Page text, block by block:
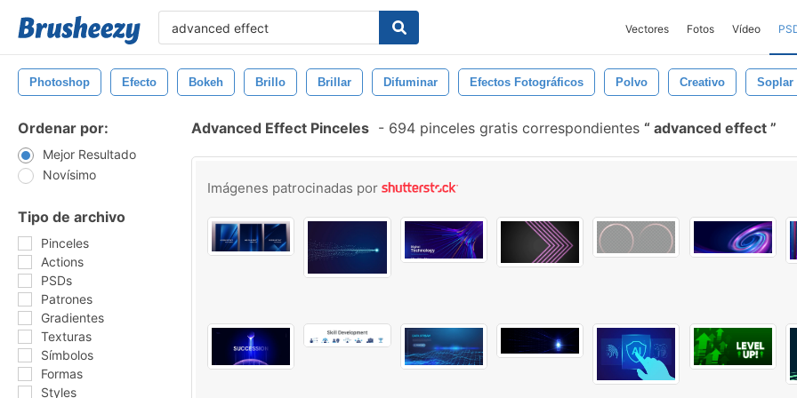
Vectores Fotos Vídeo
Photoshop Efecto Bokeh Brillo Brillar Difuminar Efectos Fotográficos Polvo Creativo Soplar
Ordenar por:
Mejor Resultado
Novísimo
Tipo de archivo
Pinceles
Actions
PSDs
Patrones
Gradientes
Texturas
Símbolos
Formas
Styles
Advanced Effect Pinceles - 694 pinceles gratis correspondientes advanced effect
Imágenes patrocinadas por